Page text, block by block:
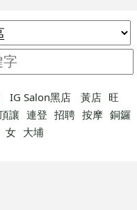
IG Salon黑店 黃店 旺
讓 連登 招聘 按摩 銅鑼
女 大埔